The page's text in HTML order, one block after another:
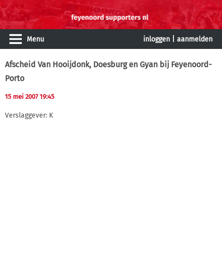
Menu inloggen aanmelden
Afscheid Van Hooijdonk, Doesburg en Gyan bij Feyenoord-
Porto
15 mei 2007 19:45
Verslaggever: K